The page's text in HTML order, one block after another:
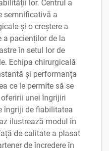
lor. Centrul a
semnificativă a
și o creștere a
a pacienților de la
în setul lor de
Echipa chirurgicală
și performanța
ce le permite să se
unei îngrijiri
îngriji de fiabilitatea
ilustrează modul în
de calitate a plasat
de încredere în